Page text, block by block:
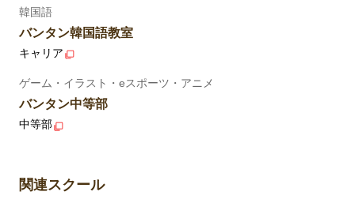
韓国語
バンタン韓国語教室
キャリア
ゲーム・イラスト・eスポーツ・アニメ
バンタン中等部
中等部
関連スクール